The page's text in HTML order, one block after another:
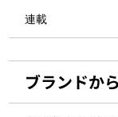
連載
ブランドか